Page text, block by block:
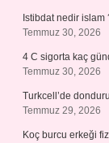
Istibdat nedir islam
Temmuz 30, 2026
4 C sigorta kaç
Temmuz 30, 2026
Turkcell’de
Temmuz 29, 2026
Koç burcu erkeği